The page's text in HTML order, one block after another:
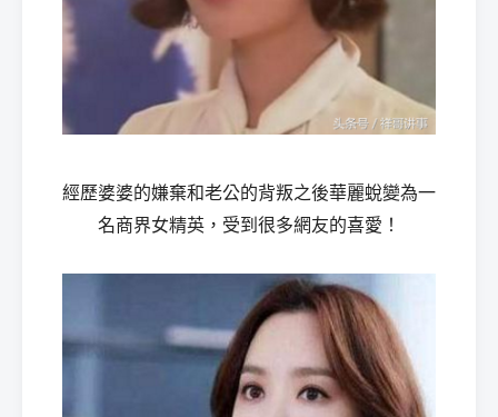
經歷婆婆的嫌棄和老公的背叛之後華麗蛻變為一
名商界女精英，受到很多網友的喜愛！